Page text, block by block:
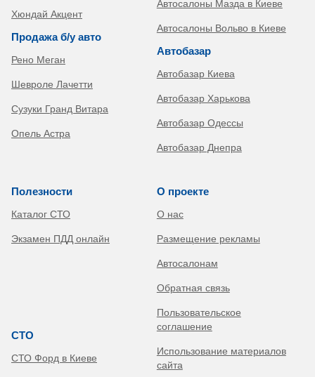
Хюндай Акцент
Продажа б/у авто
Рено Меган
Шевроле Лачетти
Сузуки Гранд Витара
Опель Астра
Автосалоны Мазда в Киеве
Автосалоны Вольво в Киеве
Автобазар
Автобазар Киева
Автобазар Харькова
Автобазар Одессы
Автобазар Днепра
Полезности
Каталог СТО
Экзамен ПДД онлайн
СТО
СТО Форд в Киеве
О проекте
О нас
Размещение рекламы
Автосалонам
Обратная связь
Пользовательское
соглашение
Использование материалов
сайта